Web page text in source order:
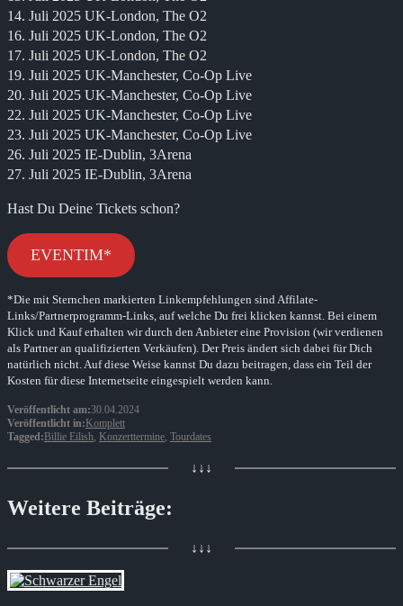
14. Juli 2025 UK-London, The O2
16. Juli 2025 UK-London, The O2
17. Juli 2025 UK-London, The O2
19. Juli 2025 UK-Manchester, Co-Op Live
20. Juli 2025 UK-Manchester, Co-Op Live
22. Juli 2025 UK-Manchester, Co-Op Live
23. Juli 2025 UK-Manchester, Co-Op Live
26. Juli 2025 IE-Dublin, 3Arena
27. Juli 2025 IE-Dublin, 3Arena
Hast Du Deine Tickets schon?
EVENTIM*
*Die mit Sternchen markierten Linkempfehlungen sind Affilate-
Links/Partnerprogramm-Links, auf welche Du frei klicken kannst. Bei einem
Klick und Kauf erhalten wir durch den Anbieter eine Provision (wir verdienen
als Partner an qualifizierten Verkäufen). Der Preis ändert sich dabei für Dich
natürlich nicht. Auf diese Weise kannst Du dazu beitragen, dass ein Teil der
Kosten für diese Internetseite eingespielt werden kann.
Veröffentlicht am:30.04.2024
Veröffentlicht in:Komplett
Tagged:Billie Eilish, Konzerttermine, Tourdates
↓↓↓
Weitere Beiträge:
↓↓↓